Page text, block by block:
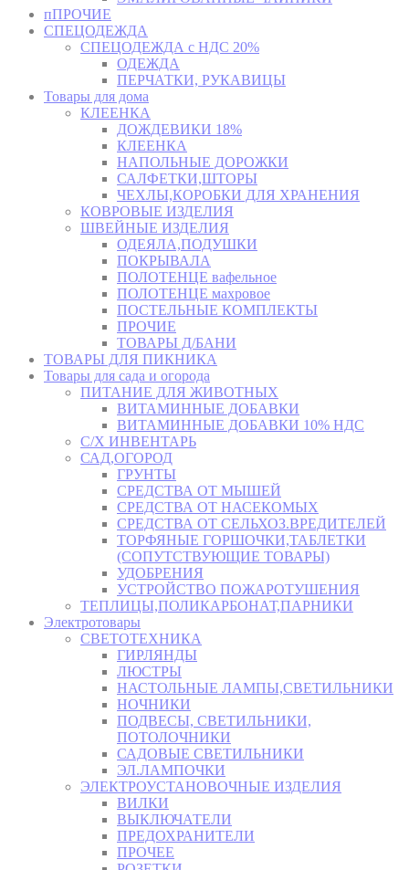
пПРОЧИЕ
СПЕЦОДЕЖДА
СПЕЦОДЕЖДА с НДС 20%
ОДЕЖДА
ПЕРЧАТКИ, РУКАВИЦЫ
Товары для дома
КЛЕЕНКА
ДОЖДЕВИКИ 18%
КЛЕЕНКА
НАПОЛЬНЫЕ ДОРОЖКИ
САЛФЕТКИ,ШТОРЫ
ЧЕХЛЫ,КОРОБКИ ДЛЯ ХРАНЕНИЯ
КОВРОВЫЕ ИЗДЕЛИЯ
ШВЕЙНЫЕ ИЗДЕЛИЯ
ОДЕЯЛА,ПОДУШКИ
ПОКРЫВАЛА
ПОЛОТЕНЦЕ вафельное
ПОЛОТЕНЦЕ махровое
ПОСТЕЛЬНЫЕ КОМПЛЕКТЫ
ПРОЧИЕ
ТОВАРЫ Д/БАНИ
ТОВАРЫ ДЛЯ ПИКНИКА
Товары для сада и огорода
ПИТАНИЕ ДЛЯ ЖИВОТНЫХ
ВИТАМИННЫЕ ДОБАВКИ
ВИТАМИННЫЕ ДОБАВКИ 10% НДС
С/Х ИНВЕНТАРЬ
САД,ОГОРОД
ГРУНТЫ
СРЕДСТВА ОТ МЫШЕЙ
СРЕДСТВА ОТ НАСЕКОМЫХ
СРЕДСТВА ОТ СЕЛЬХОЗ.ВРЕДИТЕЛЕЙ
ТОРФЯНЫЕ ГОРШОЧКИ,ТАБЛЕТКИ
(СОПУТСТВУЮЩИЕ ТОВАРЫ)
УДОБРЕНИЯ
УСТРОЙСТВО ПОЖАРОТУШЕНИЯ
ТЕПЛИЦЫ,ПОЛИКАРБОНАТ,ПАРНИКИ
Электротовары
СВЕТОТЕХНИКА
ГИРЛЯНДЫ
ЛЮСТРЫ
НАСТОЛЬНЫЕ ЛАМПЫ,СВЕТИЛЬНИКИ
НОЧНИКИ
ПОДВЕСЫ, СВЕТИЛЬНИКИ,
ПОТОЛОЧНИКИ
САДОВЫЕ СВЕТИЛЬНИКИ
ЭЛ.ЛАМПОЧКИ
ЭЛЕКТРОУСТАНОВОЧНЫЕ ИЗДЕЛИЯ
ВИЛКИ
ВЫКЛЮЧАТЕЛИ
ПРЕДОХРАНИТЕЛИ
ПРОЧЕЕ